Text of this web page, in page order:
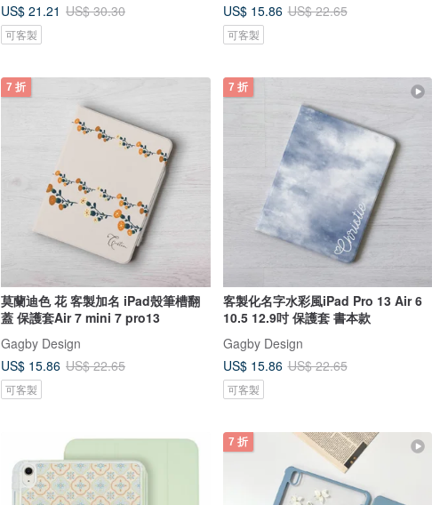
US$ 21.21 US$ 30.30
可客製
US$ 15.86 US$ 22.65
可客製
7 折
莫蘭迪色 花 客製加名 iPad殼筆槽翻
蓋 保護套Air 7 mini 7 pro13
Gagby Design
US$ 15.86 US$ 22.65
可客製
7 折
客製化名字水彩風iPad Pro 13 Air 6
10.5 12.9吋 保護套 書本款
Gagby Design
US$ 15.86 US$ 22.65
可客製
7 折